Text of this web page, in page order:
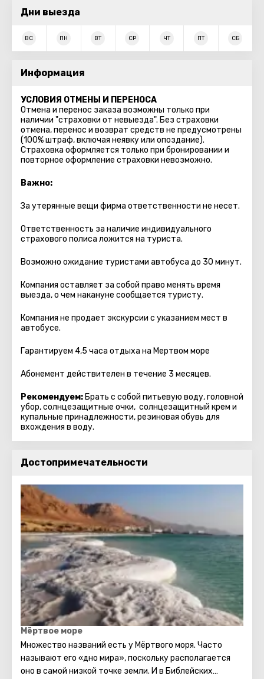
Дни выезда
ВС ПН ВТ СР ЧТ ПТ СБ
Информация
УСЛОВИЯ ОТМЕНЫ И ПЕРЕНОСА
Отмена и перенос заказа возможны только при
наличии "страховки от невыезда". Без страховки
отмена, перенос и возврат средств не предусмотрены
(100% штраф, включая неявку или опоздание).
Страховка оформляется только при бронировании и
повторное оформление страховки невозможно.
Важно:
За утерянные вещи фирма ответственности не несет.
Ответственность за наличие индивидуального
страхового полиса ложится на туриста.
Возможно ожидание туристами автобуса до 30 минут.
Компания оставляет за собой право менять время
выезда, о чем накануне сообщается туристу.
Компания не продает экскурсии с указанием мест в
автобуcе.
Гарантируем 4,5 часа отдыха на Мертвом море
Абонемент действителен в течение 3 месяцев.
Рекомендуем: Брать с собой питьевую воду, головной
убор, солнцезащитные очки, солнцезащитный крем и
купальные принадлежности, резиновая обувь для
вхождения в воду.
Достопримечательности
Мёртвое море
Множество названий есть у Мёртвого моря. Часто
называют его «дно мира», поскольку располагается
оно в самой низкой точке земли. И в Библейских